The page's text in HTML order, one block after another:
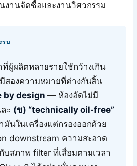
งานจัดซื้อและงานวิศวกรรม
รม
ที่ผู้ผลิตหลายรายใช้กว้างเกิน
สองความหมายที่ต่างกันสิ้น
by design — ห้องอัดไม่มี
ะ (ข) “technically oil-free”
นในเครื่องแต่กรองออกด้วย
downstream ความสะอาด
สภาพ filter ที่เสื่อมตามเวลา